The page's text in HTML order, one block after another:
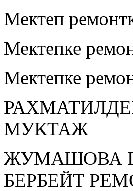
Мектеп
Мектепке
Мектепке
МУКТАЖ
ЖУМАШОВА
БЕРБЕЙТ